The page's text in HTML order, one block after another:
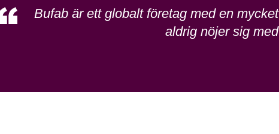
Bufab är ett globalt företag med en
aldrig nöjer sig